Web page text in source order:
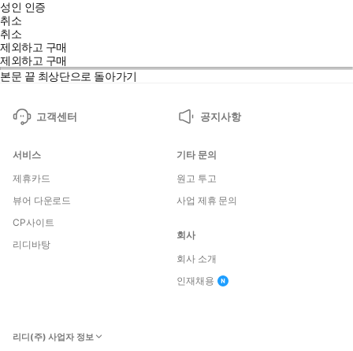
성인 인증
취소
취소
제외하고 구매
제외하고 구매
본문 끝 최상단으로 돌아가기
고객센터 공지사항
서비스
제휴카드
뷰어 다운로드
CP사이트
리디바탕
기타 문의
원고 투고
사업 제휴 문의
회사
회사 소개
인재채용
리디(주) 사업자 정보